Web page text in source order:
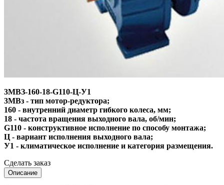
3МВЗ-160-18-G110-Ц-У1
3МВз - тип мотор-редуктора;
160 - внутренний диаметр гибкого колеса, мм;
18 - частота вращения выходного вала, об/мин;
G110 - конструктивное исполнение по способу монтажа;
Ц - вариант исполнения выходного вала;
У1 - климатическое исполнение и категория размещения.
Сделать заказ
Описание